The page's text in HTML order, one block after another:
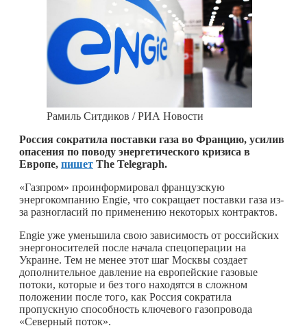
Рамиль Ситдиков / РИА Новости
Россия сократила поставки газа во Францию, усилив
опасения по поводу энергетического кризиса в
Европе, пишет The Telegraph.
«Газпром» проинформировал французскую
энергокомпанию Engie, что сокращает поставки газа из-
за разногласий по применению некоторых контрактов.
Engie уже уменьшила свою зависимость от российских
энергоносителей после начала спецоперации на
Украине. Тем не менее этот шаг Москвы создает
дополнительное давление на европейские газовые
потоки, которые и без того находятся в сложном
положении после того, как Россия сократила
пропускную способность ключевого газопровода
«Северный поток».